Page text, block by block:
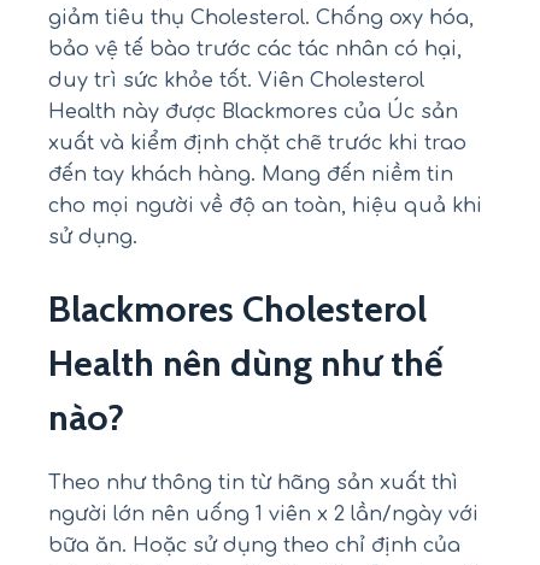
giảm tiêu thụ Cholesterol. Chống oxy hóa,
bảo vệ tế bào trước các tác nhân có hại,
duy trì sức khỏe tốt. Viên Cholesterol
Health này được Blackmores của Úc sản
xuất và kiểm định chặt chẽ trước khi trao
đến tay khách hàng. Mang đến niềm tin
cho mọi người về độ an toàn, hiệu quả khi
sử dụng.
Blackmores Cholesterol
Health nên dùng như thế
nào?
Theo như thông tin từ hãng sản xuất thì
người lớn nên uống 1 viên x 2 lần/ngày với
bữa ăn. Hoặc sử dụng theo chỉ định của